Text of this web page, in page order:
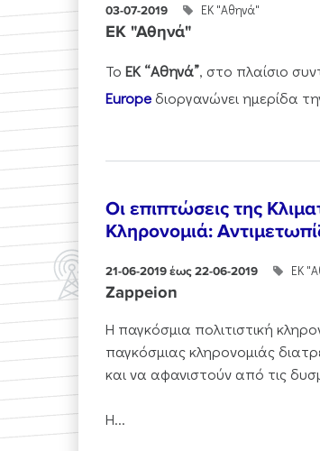
03-07-2019 ΕΚ "Αθηνά"
ΕΚ "Αθηνά"
Το ΕΚ “Αθηνά”, στο πλαίσιο
Europe διοργανώνει ημερίδα
Οι επιπτώσεις της
Κληρονομιά:
21-06-2019 έως 22-06-2019 ΕΚ
Zappeion
Η παγκόσμια πολιτιστική
παγκόσμιας κληρονομιάς
και να αφανιστούν από τις
Η...